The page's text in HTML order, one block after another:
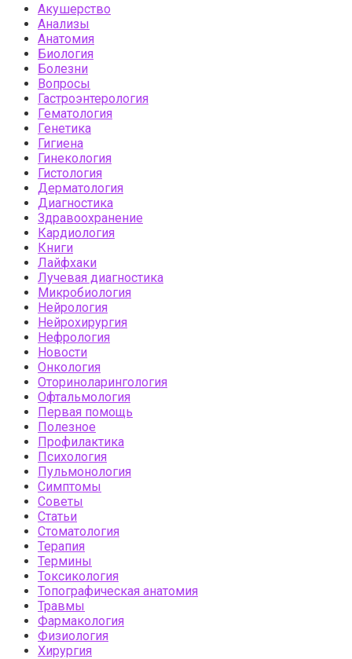
Акушерство
Анализы
Анатомия
Биология
Болезни
Вопросы
Гастроэнтерология
Гематология
Генетика
Гигиена
Гинекология
Гистология
Дерматология
Диагностика
Здравоохранение
Кардиология
Книги
Лайфхаки
Лучевая диагностика
Микробиология
Нейрология
Нейрохирургия
Нефрология
Новости
Онкология
Оториноларингология
Офтальмология
Первая помощь
Полезное
Профилактика
Психология
Пульмонология
Симптомы
Советы
Статьи
Стоматология
Терапия
Термины
Токсикология
Топографическая анатомия
Травмы
Фармакология
Физиология
Хирургия